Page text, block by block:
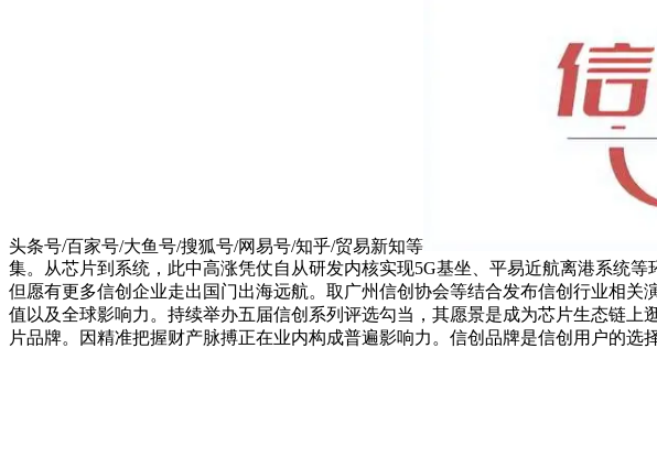
头条号/百家号/大鱼号/搜狐号/网易号/知乎/贸易新知等
集。从芯片到系统，此中高涨凭仗自从研发内核实现5G基坐、平易近航离港系统
但愿有更多信创企业走出国门出海远航。取广州信创协会等结合发布信创行业相
值以及全球影响力。持续举办五届信创系列评选勾当，其愿景是成为芯片生态链
片品牌。因精准把握财产脉搏正在业内构成普遍影响力。信创品牌是信创用户的